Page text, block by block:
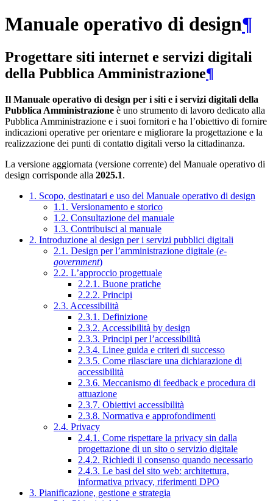
Manuale operativo di design¶
Progettare siti internet e servizi digitali
della Pubblica Amministrazione¶
Il Manuale operativo di design per i siti e i servizi digitali della
Pubblica Amministrazione è uno strumento di lavoro dedicato alla
Pubblica Amministrazione e i suoi fornitori e ha l’obiettivo di fornire
indicazioni operative per orientare e migliorare la progettazione e la
realizzazione dei punti di contatto digitali verso la cittadinanza.
La versione aggiornata (versione corrente) del Manuale operativo di
design corrisponde alla 2025.1.
1. Scopo, destinatari e uso del Manuale operativo di design
1.1. Versionamento e storico
1.2. Consultazione del manuale
1.3. Contribuisci al manuale
2. Introduzione al design per i servizi pubblici digitali
2.1. Design per l’amministrazione digitale (e-
government)
2.2. L’approccio progettuale
2.2.1. Buone pratiche
2.2.2. Principi
2.3. Accessibilità
2.3.1. Definizione
2.3.2. Accessibilità by design
2.3.3. Principi per l’accessibilità
2.3.4. Linee guida e criteri di successo
2.3.5. Come rilasciare una dichiarazione di
accessibilità
2.3.6. Meccanismo di feedback e procedura di
attuazione
2.3.7. Obiettivi accessibilità
2.3.8. Normativa e approfondimenti
2.4. Privacy
2.4.1. Come rispettare la privacy sin dalla
progettazione di un sito o servizio digitale
2.4.2. Richiedi il consenso quando necessario
2.4.3. Le basi del sito web: architettura,
informativa privacy, riferimenti DPO
3. Pianificazione, gestione e strategia